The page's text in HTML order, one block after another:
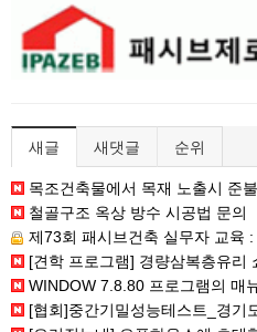
새글 새댓글 순위
목조건축물에서 목재 노출시 준
철골구조 옥상 방수 시공법 문의
제73회 패시브건축 실무자 교육 :
[견학 프로그램] 경량삼복층유리
WINDOW 7.8.80 프로그램의 매
[협회]중간기밀성능테스트_경기